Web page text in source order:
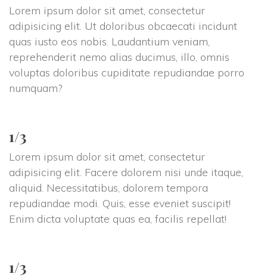
Lorem ipsum dolor sit amet, consectetur
adipisicing elit. Ut doloribus obcaecati incidunt
quas iusto eos nobis. Laudantium veniam,
reprehenderit nemo alias ducimus, illo, omnis
voluptas doloribus cupiditate repudiandae porro
numquam?
1/3
Lorem ipsum dolor sit amet, consectetur
adipisicing elit. Facere dolorem nisi unde itaque,
aliquid. Necessitatibus, dolorem tempora
repudiandae modi. Quis, esse eveniet suscipit!
Enim dicta voluptate quas ea, facilis repellat!
1/3